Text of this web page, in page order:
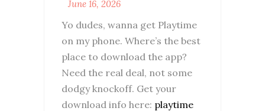
June 16, 2026
Yo dudes, wanna get Playtime
on my phone. Where’s the best
place to download the app?
Need the real deal, not some
dodgy knockoff. Get your
download info here: playtime